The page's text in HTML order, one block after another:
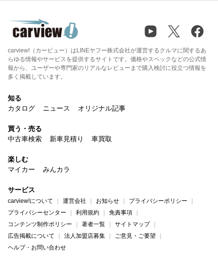
carview!（カービュー）はLINEヤフー株式会社が運営するクルマに関するあ
らゆる情報やサービスを提供するサイトです。価格やスペックなどの公式情
報から、ユーザーや専門家のリアルなレビューまで購入検討に役立つ情報を
多く掲載しています。
知る
カタログ
ニュース オリジナル記事
買う・売る
中古車検索
新車見積り 車買取
楽しむ
マイカー
みんカラ
サービス
carview!について 運営会社 お知らせ
プライバシーポリシー
プライバシーセンター
利用規約
免責事項
コンテンツ制作ポリシー
著者一覧
サイトマップ
広告掲載について
法人加盟店募集
ご意見・ご要望
ヘルプ・お問い合わせ